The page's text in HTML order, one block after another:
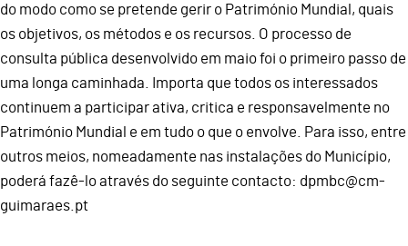
do modo como se pretende gerir o Património Mundial, quais
os objetivos, os métodos e os recursos. O processo de
consulta pública desenvolvido em maio foi o primeiro passo de
uma longa caminhada. Importa que todos os interessados
continuem a participar ativa, critica e responsavelmente no
Património Mundial e em tudo o que o envolve. Para isso, entre
outros meios, nomeadamente nas instalações do Município,
poderá fazê-lo através do seguinte contacto: dpmbc@cm-
guimaraes.pt